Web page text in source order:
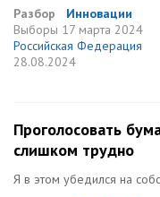
Разбор
Инновации
Выборы 17 марта 2024
Российская Федерация
28.08.2024
Проголосовать
слишком трудно
Я в этом убедился на